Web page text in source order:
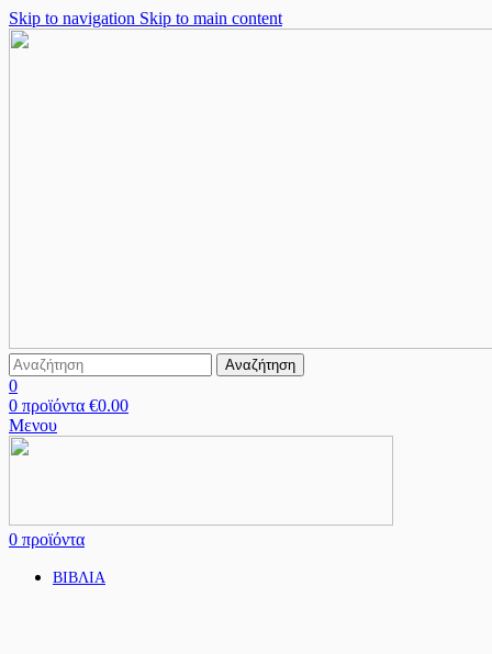
Skip to navigation Skip to main content
Αναζήτηση
0
0 προϊόντα €0.00
Μενου
0 προϊόντα
ΒΙΒΛΙΑ